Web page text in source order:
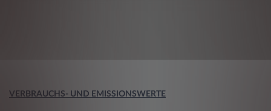
VERBRAUCHS- UND EMISSIONSWERTE